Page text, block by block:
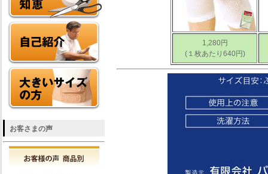
1,280円
(１枚あたり640円)
お客さまの声